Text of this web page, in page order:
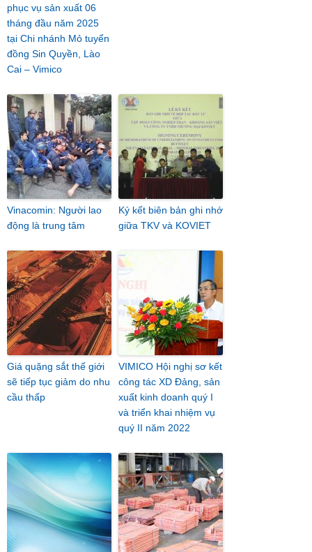
phục vụ sản xuất 06
tháng đầu năm 2025
tại Chi nhánh Mỏ tuyển
đồng Sin Quyền, Lào
Cai – Vimico
Vinacomin: Người lao
động là trung tâm
Ký kết biên bản ghi nhớ
giữa TKV và KOVIET
Giá quặng sắt thế giới
sẽ tiếp tục giảm do nhu
cầu thấp
VIMICO Hội nghị sơ kết
công tác XD Đảng, sản
xuất kinh doanh quý I
và triển khai nhiệm vụ
quý II năm 2022